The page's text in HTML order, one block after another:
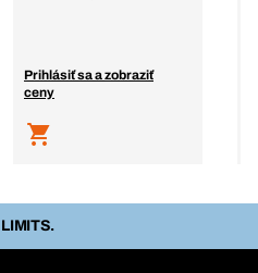
Prihlásiť sa a zobraziť
ceny